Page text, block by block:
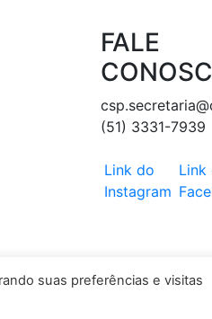
FALE
(51) 3331-7939
Link do
Instagram
Link
suas preferências e visitas